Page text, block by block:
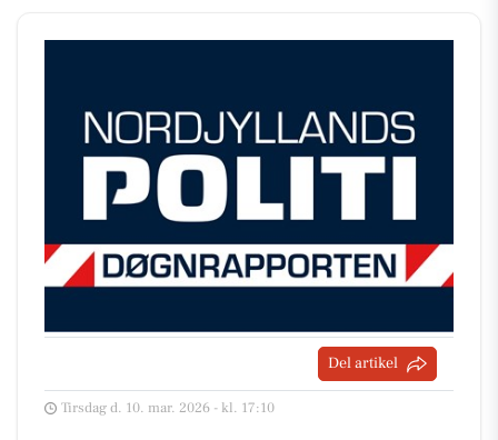
Del artikel
Tirsdag d. 10. mar. 2026 - kl. 17:10